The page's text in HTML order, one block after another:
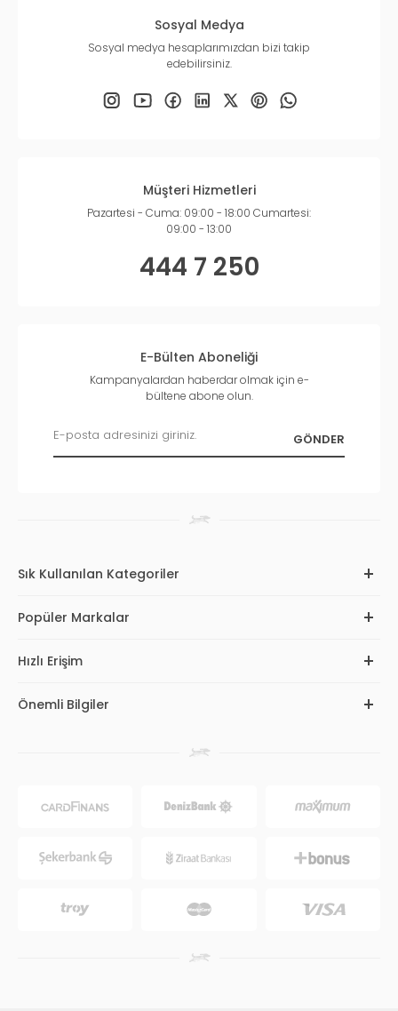
Sosyal Medya
Sosyal medya hesaplarımızdan bizi takip
edebilirsiniz.
Müşteri Hizmetleri
Pazartesi - Cuma: 09:00 - 18:00 Cumartesi:
09:00 - 13:00
444 7 250
E-Bülten Aboneliği
Kampanyalardan haberdar olmak için e-
bültene abone olun.
Sık Kullanılan Kategoriler
Popüler Markalar
Hızlı Erişim
Önemli Bilgiler